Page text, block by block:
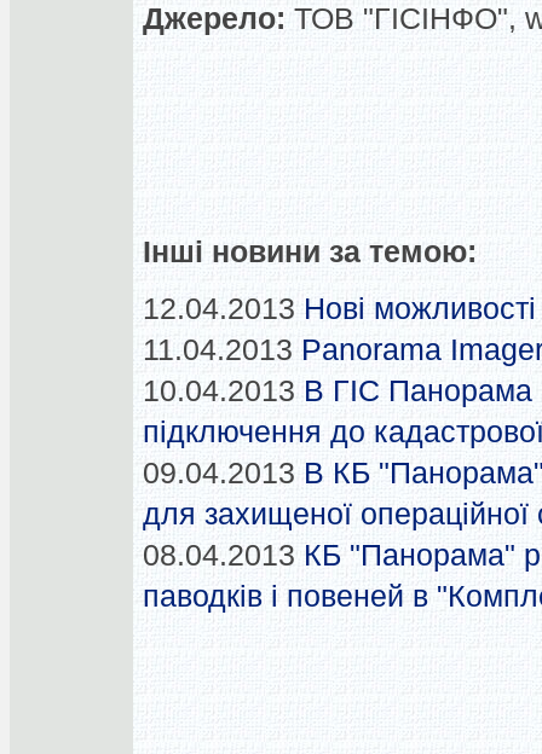
Джерело: ТОВ "ГІСІНФО",
Інші новини за темою:
12.04.2013 Нові
11.04.2013 Panorama
10.04.2013 В ГІС Панорама
підключення до
09.04.2013 В КБ
для захищеної операційної
08.04.2013 КБ "Панорама"
паводків і повеней в